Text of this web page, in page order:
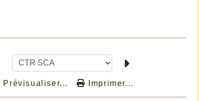
Prévisualiser... Imprimer...